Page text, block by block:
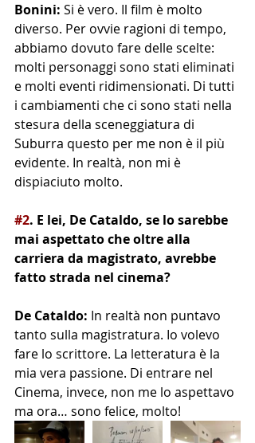
Bonini: Si è vero. Il film è molto
diverso. Per ovvie ragioni di tempo,
abbiamo dovuto fare delle scelte:
molti personaggi sono stati eliminati
e molti eventi ridimensionati. Di tutti
i cambiamenti che ci sono stati nella
stesura della sceneggiatura di
Suburra questo per me non è il più
evidente. In realtà, non mi è
dispiaciuto molto.
#2. E lei, De Cataldo, se lo sarebbe
mai aspettato che oltre alla
carriera da magistrato, avrebbe
fatto strada nel cinema?
De Cataldo: In realtà non puntavo
tanto sulla magistratura. Io volevo
fare lo scrittore. La letteratura è la
mia vera passione. Di entrare nel
Cinema, invece, non me lo aspettavo
ma ora… sono felice, molto!